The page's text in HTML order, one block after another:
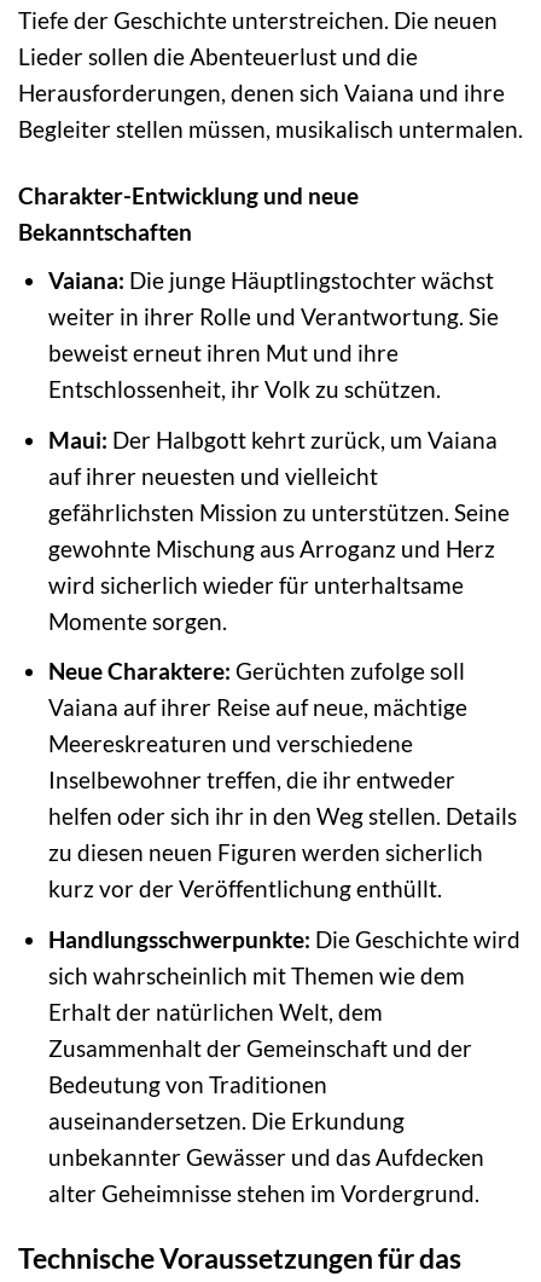
Tiefe der Geschichte unterstreichen. Die neuen
Lieder sollen die Abenteuerlust und die
Herausforderungen, denen sich Vaiana und ihre
Begleiter stellen müssen, musikalisch untermalen.
Charakter-Entwicklung und neue
Bekanntschaften
Vaiana: Die junge Häuptlingstochter wächst
weiter in ihrer Rolle und Verantwortung. Sie
beweist erneut ihren Mut und ihre
Entschlossenheit, ihr Volk zu schützen.
Maui: Der Halbgott kehrt zurück, um Vaiana
auf ihrer neuesten und vielleicht
gefährlichsten Mission zu unterstützen. Seine
gewohnte Mischung aus Arroganz und Herz
wird sicherlich wieder für unterhaltsame
Momente sorgen.
Neue Charaktere: Gerüchten zufolge soll
Vaiana auf ihrer Reise auf neue, mächtige
Meereskreaturen und verschiedene
Inselbewohner treffen, die ihr entweder
helfen oder sich ihr in den Weg stellen. Details
zu diesen neuen Figuren werden sicherlich
kurz vor der Veröffentlichung enthüllt.
Handlungsschwerpunkte: Die Geschichte wird
sich wahrscheinlich mit Themen wie dem
Erhalt der natürlichen Welt, dem
Zusammenhalt der Gemeinschaft und der
Bedeutung von Traditionen
auseinandersetzen. Die Erkundung
unbekannter Gewässer und das Aufdecken
alter Geheimnisse stehen im Vordergrund.
Technische Voraussetzungen für das